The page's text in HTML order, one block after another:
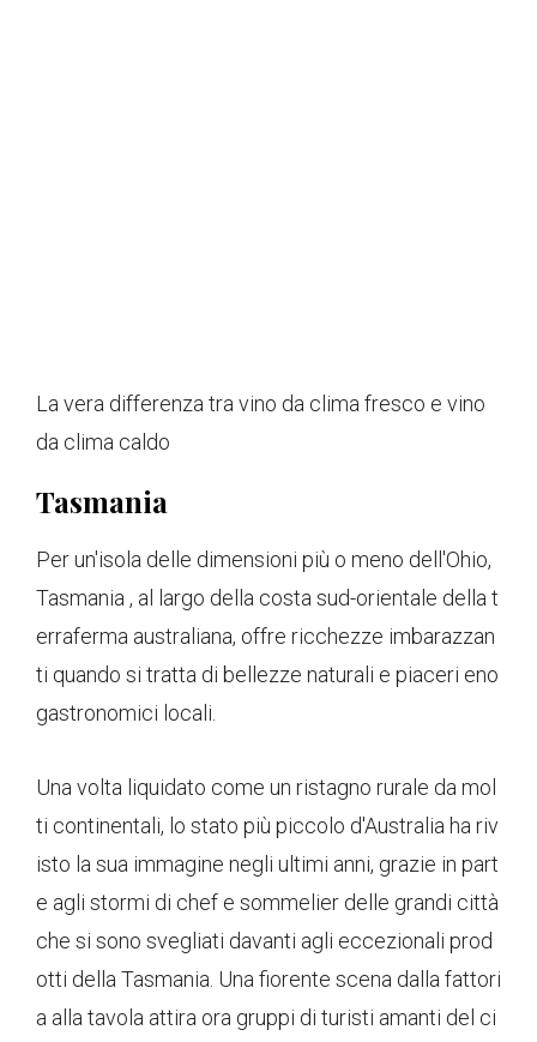
La vera differenza tra vino da clima fresco e vino
da clima caldo
Tasmania
Per un'isola delle dimensioni più o meno dell'Ohio,
Tasmania , al largo della costa sud-orientale della t
erraferma australiana, offre ricchezze imbarazzan
ti quando si tratta di bellezze naturali e piaceri eno
gastronomici locali.
Una volta liquidato come un ristagno rurale da mol
ti continentali, lo stato più piccolo d'Australia ha riv
isto la sua immagine negli ultimi anni, grazie in part
e agli stormi di chef e sommelier delle grandi città
che si sono svegliati davanti agli eccezionali prod
otti della Tasmania. Una fiorente scena dalla fattori
a alla tavola attira ora gruppi di turisti amanti del ci